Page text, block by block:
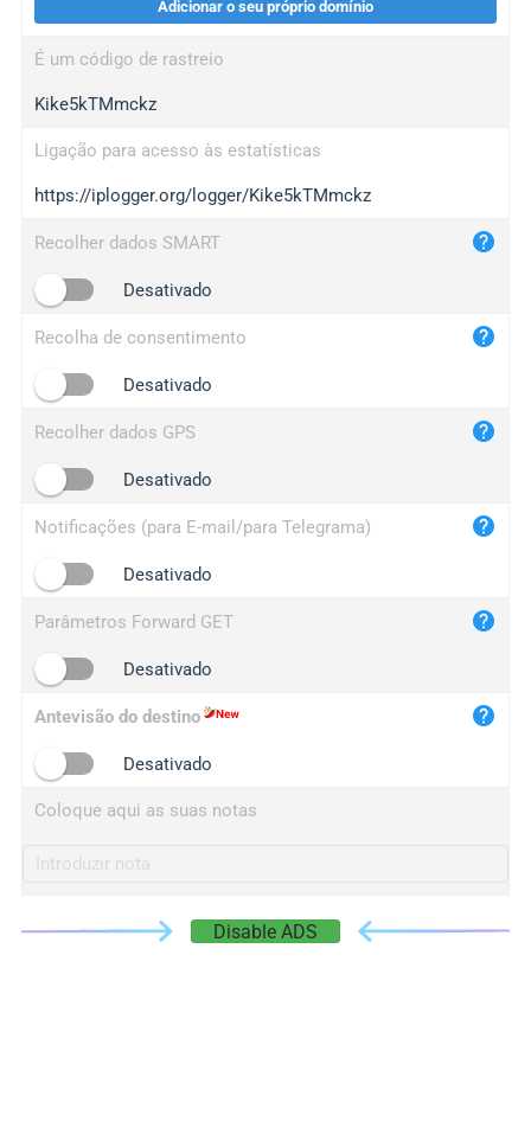
wl.gl
ed.tc
bc.ax
iplogger.com
maper.info
2no.co
yip.su
iplogger.info
Adicionar o seu próprio domínio
É um código de rastreio
Kike5kTMmckz
Ligação para acesso às estatísticas
https://iplogger.org/logger/Kike5kTMmckz
Recolher dados SMART
Desativado
Recolha de consentimento
Desativado
Recolher dados GPS
Desativado
Notificações (para E-mail/para Telegrama)
Desativado
Parâmetros Forward GET
Desativado
Antevisão do destino
Desativado
Coloque aqui as suas notas
Disable ADS